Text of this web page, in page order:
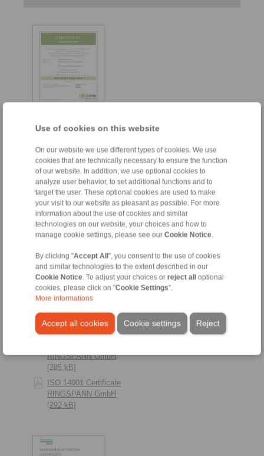
Use of cookies on this website
On our website we use different types of cookies. We use
cookies that are technically necessary to ensure the function
of our website. In addition, we use optional cookies to
analyze user behavior, to set additional functions and to
target the user. These optional cookies are used to make
your visit to our website as pleasant as possible. For more
information about the use of cookies and similar
technologies on our website, your choices and how to
manage cookie settings, please see our Cookie Notice.
By clicking "Accept All ", you consent to the use of cookies
and similar technologies to the extent described in our
Cookie Notice. To adjust your choices or reject all
optional
cookies, please click on "Cookie Settings".
More informations
Accept all cookies Reject
Cookie settings
RINGSPANN RCS
GmbH [284 kB]
ISO 14001 Certificate
RINGSPANN RCS
GmbH [291 kB]
RINGSPANN GmbH
[285 kB]
ISO 14001 Certificate
RINGSPANN GmbH
[292 kB]